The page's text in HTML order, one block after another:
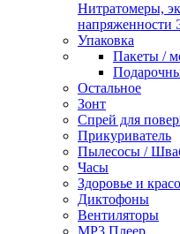
Нитратомеры,
напряженности
Упаковка
Пакеты /
Остальное
Зонт
Спрей для
Прикуриватель
Пылесосы /
Часы
Здоровье и
Диктофоны
Вентиляторы
МР3 Плеер